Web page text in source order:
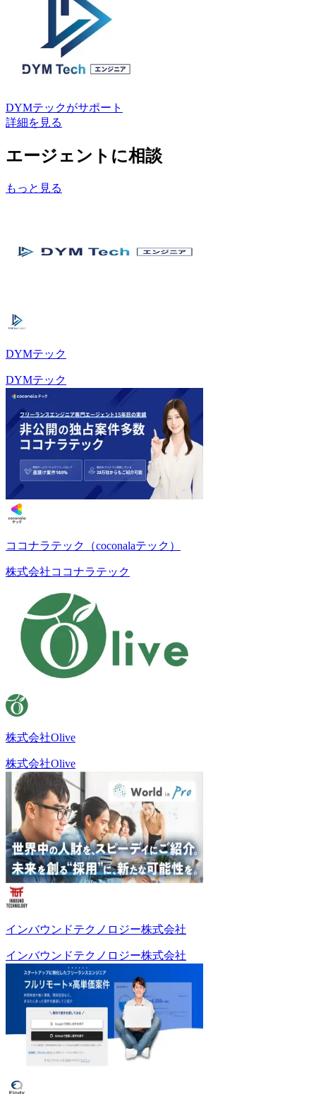
DYMテックがサポート
詳細を見る
エージェントに相談
もっと見る
DYMテック
DYMテック
ココナラテック（coconalaテック）
株式会社ココナラテック
株式会社Olive
株式会社Olive
インバウンドテクノロジー株式会社
インバウンドテクノロジー株式会社